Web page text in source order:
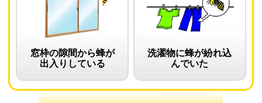
窓枠の隙間から蜂が
出入りしている
洗濯物に蜂が紛れ込
んでいた